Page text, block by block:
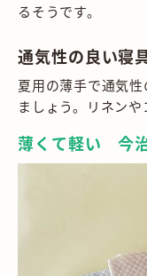
るそうです。
通気性の良い寝
夏用の薄手で通気
ましょう。リネンや
薄くて軽い 今